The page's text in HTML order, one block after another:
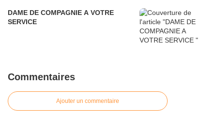
DAME DE COMPAGNIE A VOTRE
SERVICE
Commentaires
Ajouter un commentaire